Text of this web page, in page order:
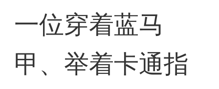
一位穿着蓝马
甲、举着卡通指